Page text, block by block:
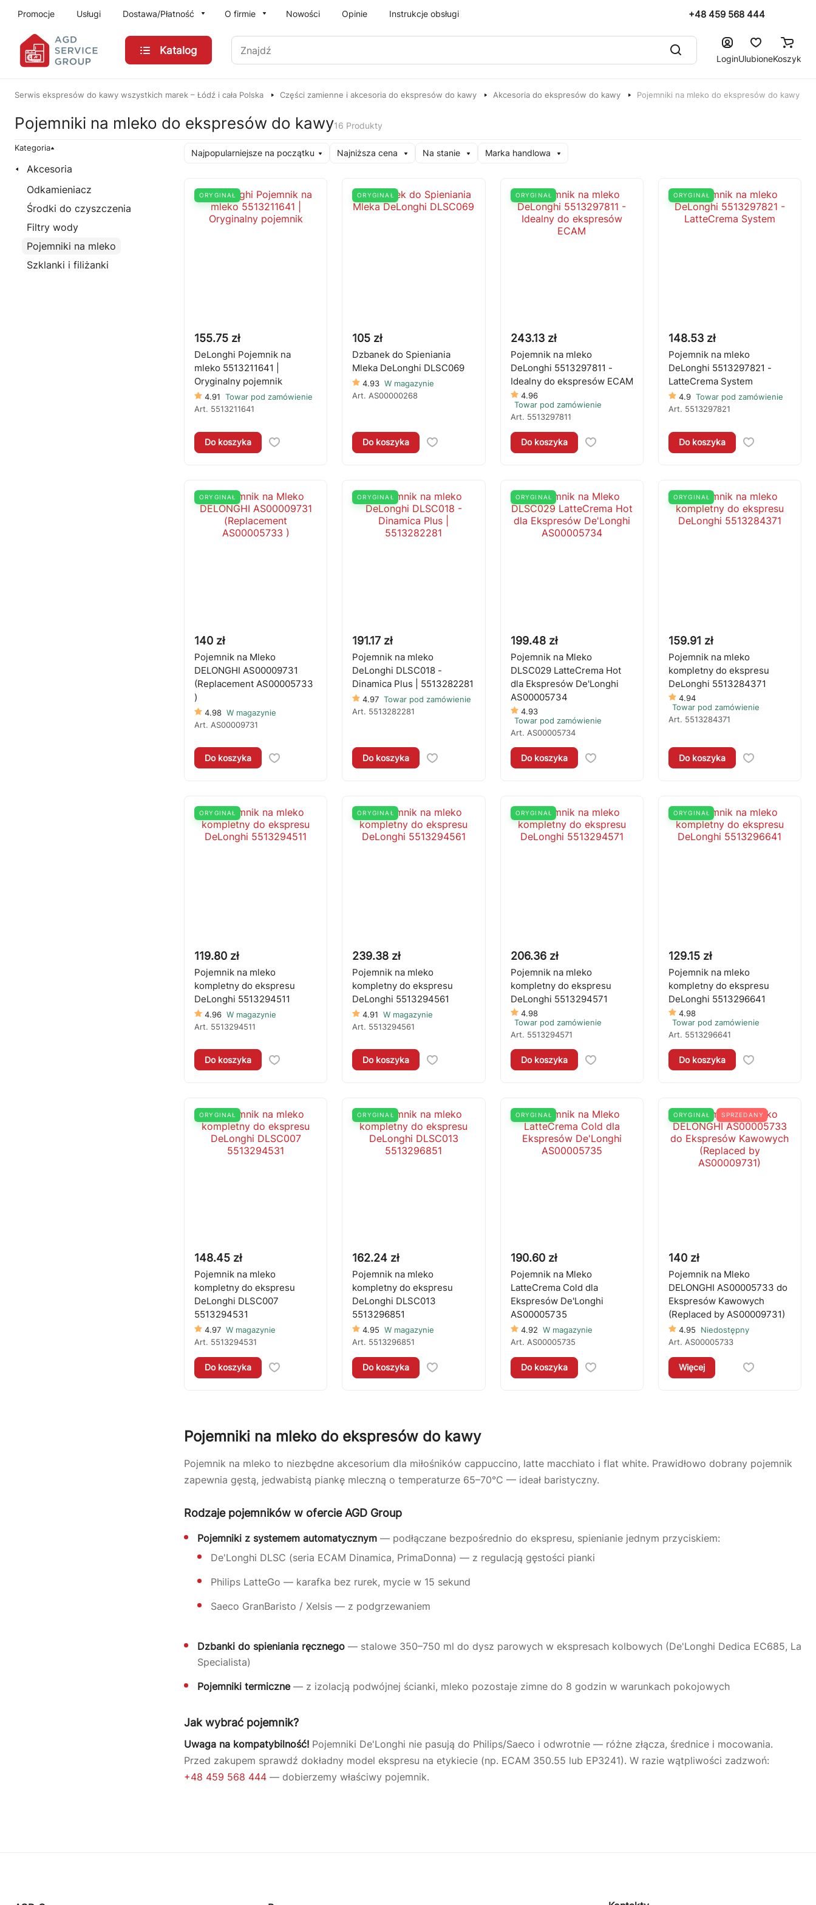
Promocje Usługi Dostawa/Płatność O firmie Nowości Opinie Instrukcje obsługi +48 459 568 444
Katalog
Znajdź
LoginUlubioneKoszyk
Serwis ekspresów do kawy wszystkich marek – Łódź i cała Polska Części zamienne i akcesoria do ekspresów do kawy Akcesoria do ekspresów do kawy Pojemniki na mleko do ekspresów do kawy
Pojemniki na mleko do ekspresów do kawy16 Produkty
Kategoria
Akcesoria
Odkamieniacz
Środki do czyszczenia
Filtry wody
Pojemniki na mleko
Szklanki i filiżanki
Najpopularniejsze na początku Najniższa cena Na stanie Marka handlowa
ORYGINAŁ
155.75 zł
DeLonghi Pojemnik na
mleko 5513211641 |
Oryginalny pojemnik
4.91 Towar pod zamówienie
Art. 5513211641
Do koszyka
ORYGINAŁ
105 zł
Dzbanek do Spieniania
Mleka DeLonghi DLSC069
4.93 W magazynie
Art.AS00000268
Do koszyka
ORYGINAŁ
243.13 zł
Pojemnik na mleko
DeLonghi 5513297811 -
Idealny do ekspresów ECAM
4.96
Towar pod zamówienie
Art. 5513297811
Do koszyka
ORYGINAŁ
148.53 zł
Pojemnik na mleko
DeLonghi 5513297821 -
LatteCrema System
4.9 Towar pod zamówienie
Art. 5513297821
Do koszyka
ORYGINAŁ
140 zł
Pojemnik na Mleko
DELONGHI AS00009731
(Replacement AS00005733
)
4.98 W magazynie
Art. AS00009731
Do koszyka
ORYGINAŁ
191.17 zł
Pojemnik na mleko
DeLonghi DLSC018 -
Dinamica Plus | 5513282281
4.97 Towar pod zamówienie
Art. 5513282281
Do koszyka
ORYGINAŁ
199.48 zł
Pojemnik na Mleko
DLSC029 LatteCrema Hot
dla Ekspresów De'Longhi
AS00005734
4.93
Towar pod zamówienie
Art. AS00005734
Do koszyka
ORYGINAŁ
159.91 zł
Pojemnik na mleko
kompletny do ekspresu
DeLonghi 5513284371
4.94
Towar pod zamówienie
Art. 5513284371
Do koszyka
ORYGINAŁ
119.80 zł
Pojemnik na mleko
kompletny do ekspresu
DeLonghi 5513294511
4.96 W magazynie
Art. 5513294511
Do koszyka
ORYGINAŁ
239.38 zł
Pojemnik na mleko
kompletny do ekspresu
DeLonghi 5513294561
4.91 W magazynie
Art. 5513294561
Do koszyka
ORYGINAŁ
206.36 zł
Pojemnik na mleko
kompletny do ekspresu
DeLonghi 5513294571
4.98
Towar pod zamówienie
Art. 5513294571
Do koszyka
ORYGINAŁ
129.15 zł
Pojemnik na mleko
kompletny do ekspresu
DeLonghi 5513296641
4.98
Towar pod zamówienie
Art. 5513296641
Do koszyka
ORYGINAŁ
148.45 zł
Pojemnik na mleko
kompletny do ekspresu
DeLonghi DLSC007
5513294531
4.97 W magazynie
Art. 5513294531
Do koszyka
ORYGINAŁ
162.24 zł
Pojemnik na mleko
kompletny do ekspresu
DeLonghi DLSC013
5513296851
4.95 W magazynie
Art. 5513296851
Do koszyka
ORYGINAŁ
190.60 zł
Pojemnik na Mleko
LatteCrema Cold dla
Ekspresów De'Longhi
AS00005735
4.92 W magazynie
Art. AS00005735
Do koszyka
ORYGINAŁ SPRZEDANY
140 zł
Pojemnik na Mleko
DELONGHI AS00005733 do
Ekspresów Kawowych
(Replaced by AS00009731)
4.95
Niedostępny
Art. AS00005733
Więcej
Pojemniki na mleko do ekspresów do kawy
Pojemnik na mleko to niezbędne akcesorium dla miłośników cappuccino, latte macchiato i flat white. Prawidłowo dobrany pojemnik
zapewnia gęstą, jedwabistą piankę mleczną o temperaturze 65–70°C — ideał baristyczny.
Rodzaje pojemników w ofercie AGD Group
Pojemniki z systemem automatycznym — podłączane bezpośrednio do ekspresu, spienianie jednym przyciskiem:
De'Longhi DLSC (seria ECAM Dinamica, PrimaDonna) — z regulacją gęstości pianki
Philips LatteGo — karafka bez rurek, mycie w 15 sekund
Saeco GranBaristo / Xelsis — z podgrzewaniem
Dzbanki do spieniania ręcznego — stalowe 350–750 ml do dysz parowych w ekspresach kolbowych (De'Longhi Dedica EC685, La
Specialista)
Pojemniki termiczne— z izolacją podwójnej ścianki, mleko pozostaje zimne do 8 godzin w warunkach pokojowych
Jak wybrać pojemnik?
Uwaga na kompatybilność! Pojemniki De'Longhi nie pasują do Philips/Saeco i odwrotnie — różne złącza, średnice i mocowania.
Przed zakupem sprawdź dokładny model ekspresu na etykiecie (np. ECAM 350.55 lub EP3241). W razie wątpliwości zadzwoń:
+48 459 568 444 — dobierzemy właściwy pojemnik.
AGD Group • eksperci od ekspresów